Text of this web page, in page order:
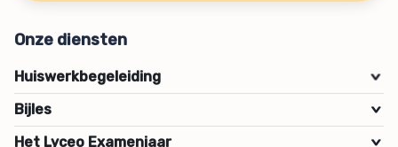
Onze diensten
Huiswerkbegeleiding >
Bijles >
Het Lyceo Examenjaar >